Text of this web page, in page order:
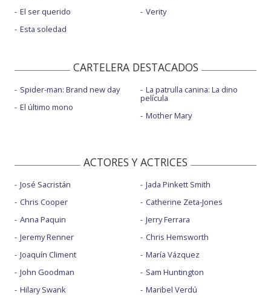
El ser querido
Esta soledad
Verity
CARTELERA DESTACADOS
Spider-man: Brand new day
El último mono
La patrulla canina: La dino
película
Mother Mary
ACTORES Y ACTRICES
José Sacristán
Chris Cooper
Anna Paquin
Jeremy Renner
Joaquín Climent
John Goodman
Hilary Swank
Jada Pinkett Smith
Catherine Zeta-Jones
Jerry Ferrara
Chris Hemsworth
María Vázquez
Sam Huntington
Maribel Verdú